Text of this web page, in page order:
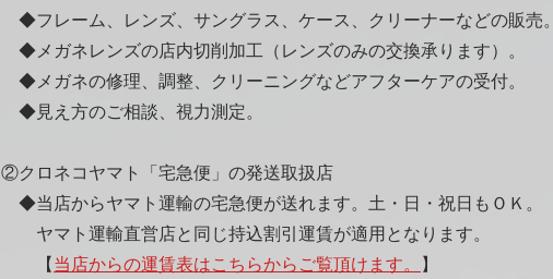
◆フレーム、レンズ、サングラス、ケース、クリーナーなどの販売。
◆メガネレンズの店内切削加工（レンズのみの交換承ります）。
◆メガネの修理、調整、クリーニングなどアフターケアの受付。
◆見え方のご相談、視力測定。
②クロネコヤマト「宅急便」の発送取扱店
◆当店からヤマト運輸の宅急便が送れます。土・日・祝日もＯＫ。
ヤマト運輸直営店と同じ持込割引運賃が適用となります。
【 当店からの運賃表はこちらからご覧頂けます。
】